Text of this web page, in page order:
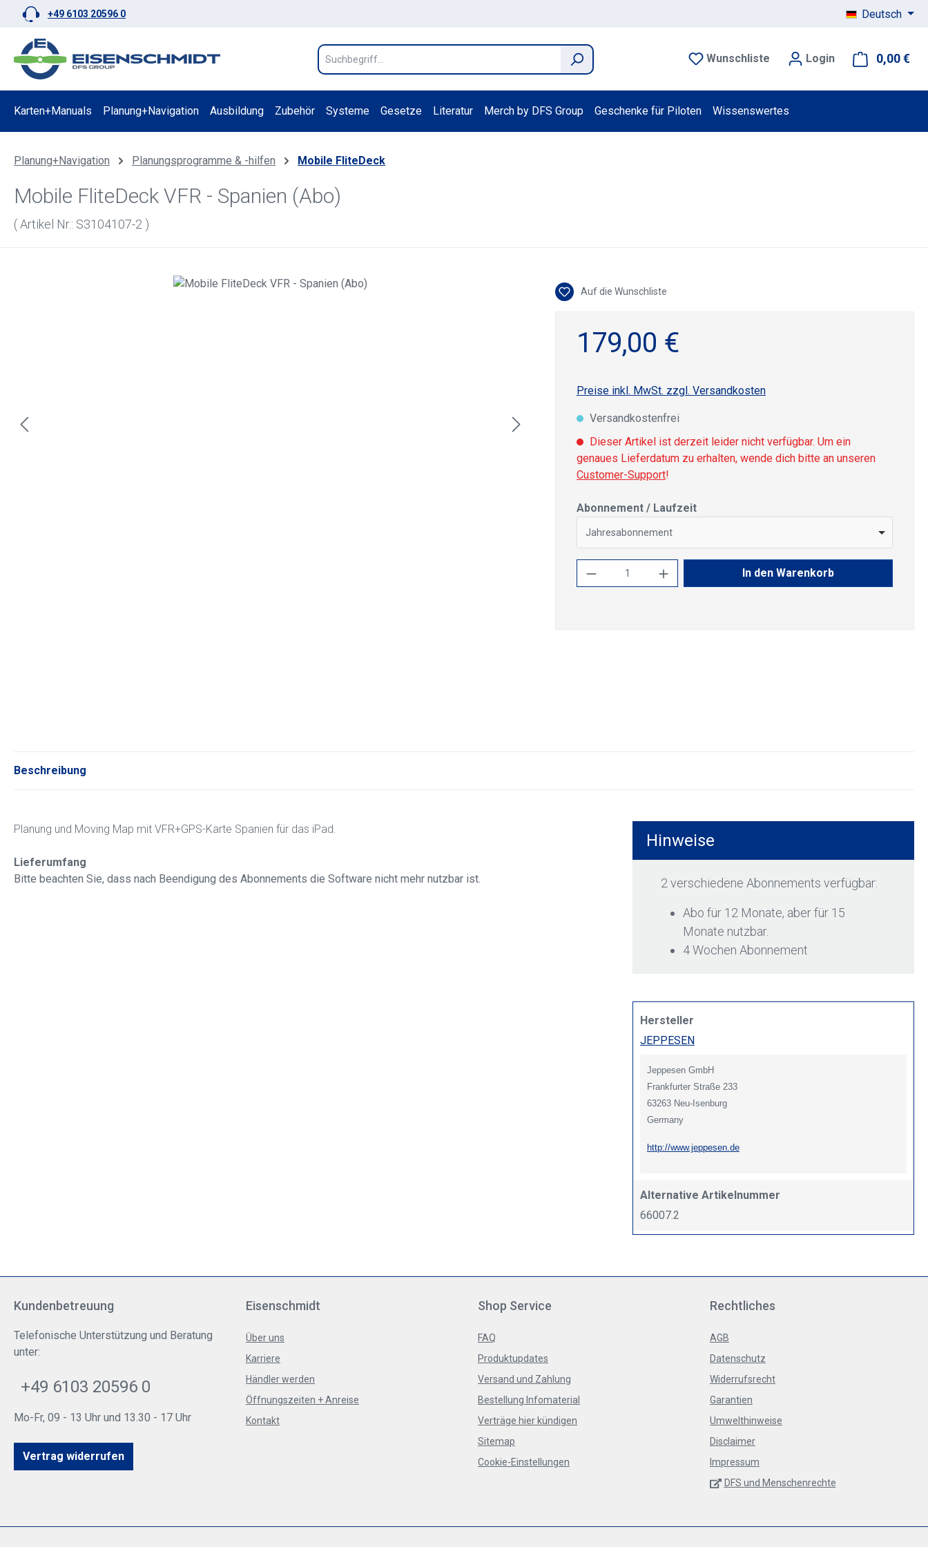
Hauptinhalt springen
Zur Suche springen
Zur Hauptnavigation springen
+49 6103 20596 0 Deutsch
Wunschliste Login 0,00 €
Karten+Manuals Planung+Navigation Ausbildung Zubehör Systeme Gesetze Literatur Merch by DFS Group Geschenke für Piloten Wissenswertes
Planung+Navigation Planungsprogramme & -hilfen Mobile FliteDeck
Mobile FliteDeck VFR - Spanien (Abo)
( Artikel Nr.: S3104107-2 )
Auf die Wunschliste
179,00 €
Preise inkl. MwSt. zzgl. Versandkosten
Versandkostenfrei
Dieser Artikel ist derzeit leider nicht verfügbar. Um ein
genaues Lieferdatum zu erhalten, wende dich bitte an unseren
Customer-Support!
Abonnement / Laufzeitauswählen
Jahresabonnement
Produkt Anzahl: Gib den gewünschten Wert
In den Warenkorb
Beschreibung
Planung und Moving Map mit VFR+GPS-Karte Spanien für das iPad.
Lieferumfang
Bitte beachten Sie, dass nach Beendigung des Abonnements die Software nicht mehr nutzbar ist.
Hinweise
2 verschiedene Abonnements verfügbar:
Abo für 12 Monate, aber für 15
Monate nutzbar.
4 Wochen Abonnement
Hersteller
JEPPESEN
Jeppesen GmbH
Frankfurter Straße 233
63263 Neu-Isenburg
Germany
http://www.jeppesen.de
Alternative Artikelnummer
66007.2
Kundenbetreuung
Telefonische Unterstützung und Beratung
unter:
+49 6103 20596 0
Mo-Fr, 09 - 13 Uhr und 13.30 - 17 Uhr
Vertrag widerrufen
Eisenschmidt
Über uns
Karriere
Händler werden
Öffnungszeiten + Anreise
Kontakt
Shop Service
FAQ
Produktupdates
Versand und Zahlung
Bestellung Infomaterial
Verträge hier kündigen
Sitemap
Cookie-Einstellungen
Rechtliches
AGB
Datenschutz
Widerrufsrecht
Garantien
Umwelthinweise
Disclaimer
Impressum
DFS und Menschenrechte